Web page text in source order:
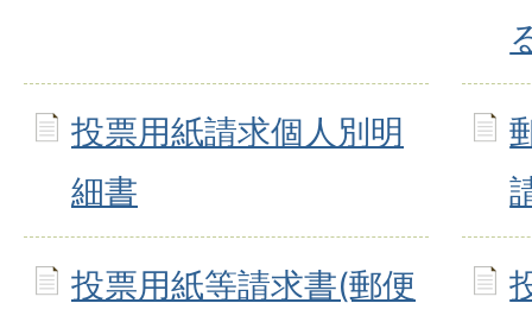
投票用紙請求個人別明
細書
投票用紙等請求書(郵便